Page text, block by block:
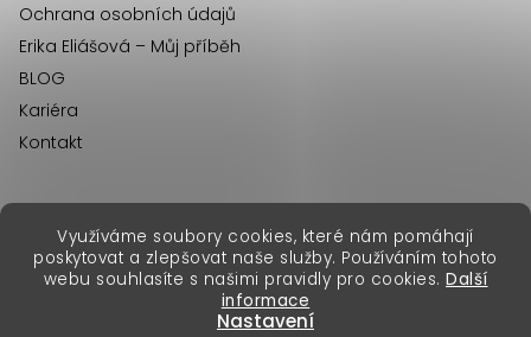
Využíváme soubory cookies, které nám pomáhají
poskytovat a zlepšovat naše služby. Používáním tohoto
webu souhlasíte s našimi pravidly pro cookies. Další
informace
Nastavení
Ochrana osobních údajů
Erika Eliášová – Můj příběh
BLOG
Kariéra
Kontakt
Vytvořil Shoptet Premium
Copyright 2026Erika Fashion. Všechna práva vyhrazena.
erikafashion.sk